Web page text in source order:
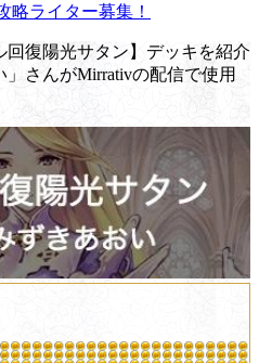
略ライター募集！
復陽光サタン】デッキを紹介
さんがMirrativの配信で使用